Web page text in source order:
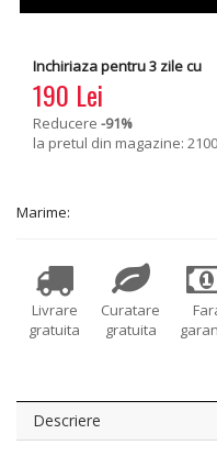
Inchiriaza pentru 3 zile cu
190 Lei
Reducere -91%
la pretul din magazine:
Marime:
Livrare
gratuita
Curatare
gratuita
Descriere